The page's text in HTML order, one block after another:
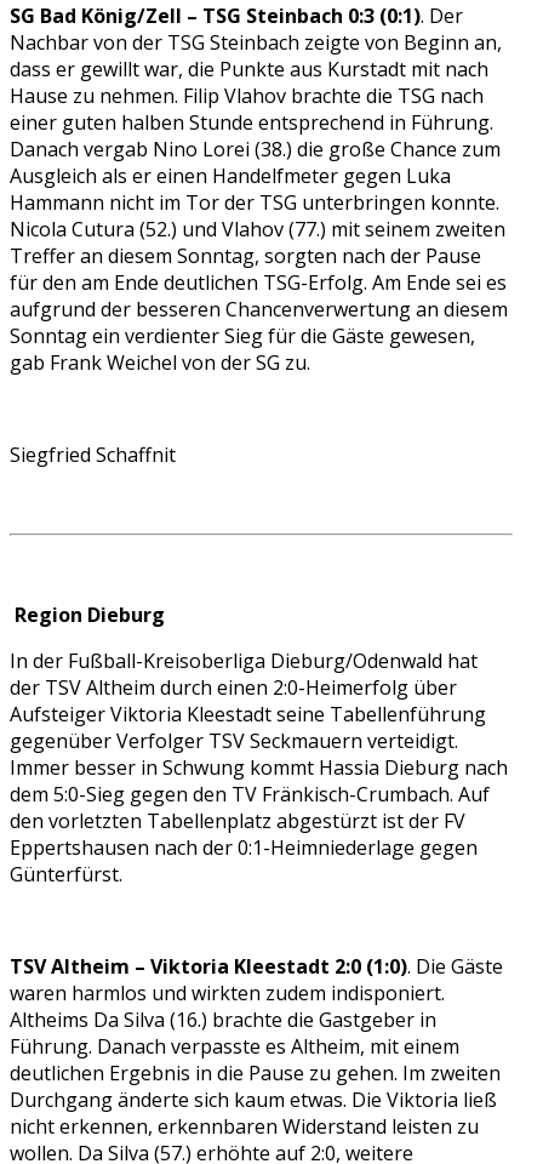
SG Bad König/Zell – TSG Steinbach 0:3 (0:1). Der
Nachbar von der TSG Steinbach zeigte von Beginn an,
dass er gewillt war, die Punkte aus Kurstadt mit nach
Hause zu nehmen. Filip Vlahov brachte die TSG nach
einer guten halben Stunde entsprechend in Führung.
Danach vergab Nino Lorei (38.) die große Chance zum
Ausgleich als er einen Handelfmeter gegen Luka
Hammann nicht im Tor der TSG unterbringen konnte.
Nicola Cutura (52.) und Vlahov (77.) mit seinem zweiten
Treffer an diesem Sonntag, sorgten nach der Pause
für den am Ende deutlichen TSG-Erfolg. Am Ende sei es
aufgrund der besseren Chancenverwertung an diesem
Sonntag ein verdienter Sieg für die Gäste gewesen,
gab Frank Weichel von der SG zu.
Siegfried Schaffnit
Region Dieburg
In der Fußball-Kreisoberliga Dieburg/Odenwald hat
der TSV Altheim durch einen 2:0-Heimerfolg über
Aufsteiger Viktoria Kleestadt seine Tabellenführung
gegenüber Verfolger TSV Seckmauern verteidigt.
Immer besser in Schwung kommt Hassia Dieburg nach
dem 5:0-Sieg gegen den TV Fränkisch-Crumbach. Auf
den vorletzten Tabellenplatz abgestürzt ist der FV
Eppertshausen nach der 0:1-Heimniederlage gegen
Günterfürst.
TSV Altheim – Viktoria Kleestadt 2:0 (1:0). Die Gäste
waren harmlos und wirkten zudem indisponiert.
Altheims Da Silva (16.) brachte die Gastgeber in
Führung. Danach verpasste es Altheim, mit einem
deutlichen Ergebnis in die Pause zu gehen. Im zweiten
Durchgang änderte sich kaum etwas. Die Viktoria ließ
nicht erkennen, erkennbaren Widerstand leisten zu
wollen. Da Silva (57.) erhöhte auf 2:0, weitere